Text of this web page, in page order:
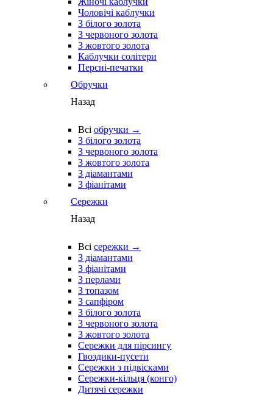
Чоловічі каблучки
З білого золота
З червоного золота
З жовтого золота
Каблучки солітери
Персні-печатки
Обручки
Назад
Всі обручки →
З білого золота
З червоного золота
З жовтого золота
З діамантами
З фіанітами
Сережки
Назад
Всі сережки →
З діамантами
З фіанітами
З перлами
З топазом
З сапфіром
З білого золота
З червоного золота
З жовтого золота
Сережки для пірсингу
Гвоздики-пусети
Сережки з підвісками
Сережки-кільця (конго)
Дитячі сережки